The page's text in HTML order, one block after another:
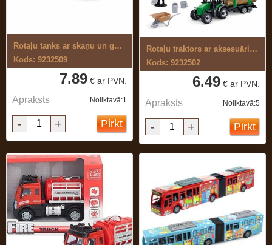
Rotaļu tanks ar skaņu un gaismu
Kods: 9232509
7.89 € ar PVN.
Apraksts Noliktavā:1
- + Pirkt
Rotaļu traktors ar aksesuāriem
Kods: 9232502
6.49 € ar PVN.
Apraksts Noliktavā:5
- + Pirkt